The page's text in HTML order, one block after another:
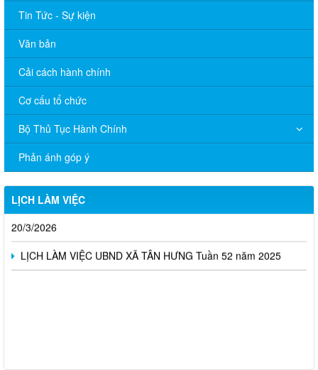
Tin Tức - Sự kiện
Văn bản
Cải cách hành chính
Cơ cấu tổ chức
Bộ Thủ Tục Hành Chính
Phản ánh góp ý
LỊCH LÀM VIỆC
Lịch làm việc UBND xã Tân Hưng, tuần 15 năm 2026
LỊCH LÀM VIỆC UBND XÃ TÂN HƯNG Tuần 14 (từ ngày 6/4
đến ngày 10/4/2026)
Lịch làm việc tuần 11 tháng 3 năm 2026 từ ngày 16/3 đến
20/3/2026
LỊCH LÀM VIỆC UBND XÃ TÂN HƯNG Tuần 52 năm 2025